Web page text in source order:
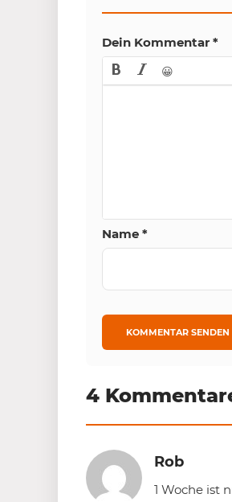
Dein Kommentar *
😀
Name *
4
Rob
1 Woche ist